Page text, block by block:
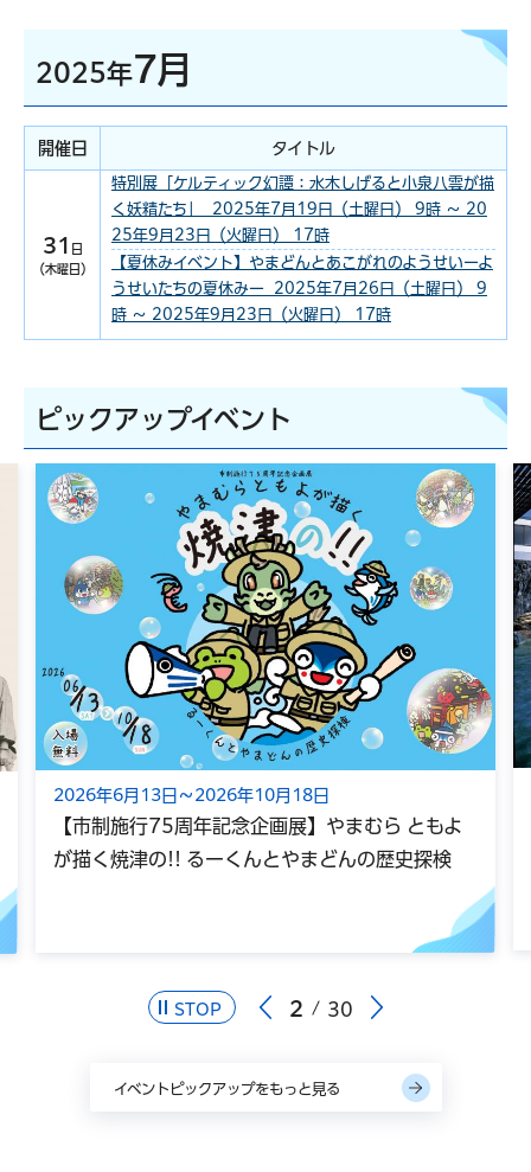
2025年7月
開催日 タイトル
31
日
（木曜日）
特別展「ケルティック幻譚：水木しげると小泉八雲が描
く妖精たち」 2025年7月19日（土曜日） 9時 ～ 20
25年9月23日（火曜日） 17時
【夏休みイベント】やまどんとあこがれのようせいーよ
うせいたちの夏休みー 2025年7月26日（土曜日） 9
時 ～ 2025年9月23日（火曜日） 17時
ピックアップイベント
STOP 2 30
2026年6月13日～2026年10月18日
【市制施行75周年記念企画展】やまむら ともよ
が描く焼津の!! るーくんとやまどんの歴史探検
イベントピックアップをもっと見る